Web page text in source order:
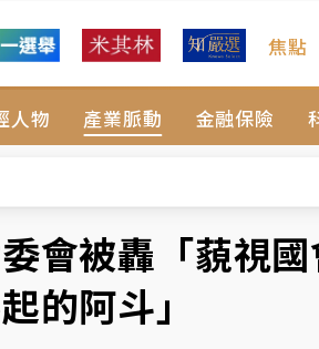
焦點
人物 產業脈動 金融保險
打卡趣」！抽獎程序複雜 觀旅局回
人數！辜仲諒向法院聲請遭駁 理由
！今線上預約開賣一度塞車 周六起
！東檢抗告成功 今重開羈押庭
會被轟「藐視
的阿斗」